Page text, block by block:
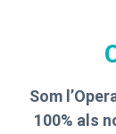
Som
100% als